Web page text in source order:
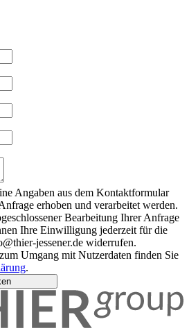
Angaben aus dem Kontaktformular
erhoben und verarbeitet werden.
Bearbeitung Ihrer Anfrage
Ihre Einwilligung jederzeit für die
jessener.de widerrufen.
Umgang mit Nutzerdaten finden Sie
.